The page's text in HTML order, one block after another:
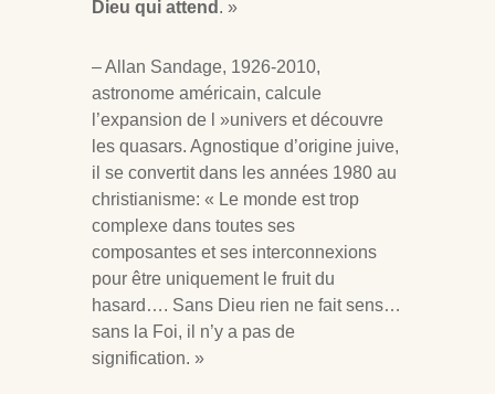
Dieu qui attend . »
– Allan Sandage, 1926-2010,
astronome américain, calcule
l’expansion de l »univers et découvre
les quasars. Agnostique d’origine juive,
il se convertit dans les années 1980 au
christianisme: « Le monde est trop
complexe dans toutes ses
composantes et ses interconnexions
pour être uniquement le fruit du
hasard…. Sans Dieu rien ne fait sens…
sans la Foi, il n’y a pas de
signification. »